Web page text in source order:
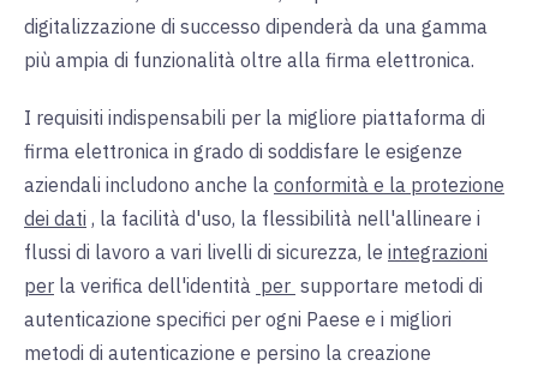
digitalizzazione di successo dipenderà da una gamma
più ampia di funzionalità oltre alla firma elettronica.
I requisiti indispensabili per la migliore piattaforma di
firma elettronica in grado di soddisfare le esigenze
aziendali includono anche la conformità e la protezione
dei dati , la facilità d'uso, la flessibilità nell'allineare i
flussi di lavoro a vari livelli di sicurezza, le integrazioni
per la verifica dell'identità per supportare metodi di
autenticazione specifici per ogni Paese e i migliori
metodi di autenticazione e persino la creazione